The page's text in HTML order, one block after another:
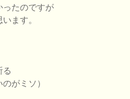
ったのですが
ます。
る
がミソ）